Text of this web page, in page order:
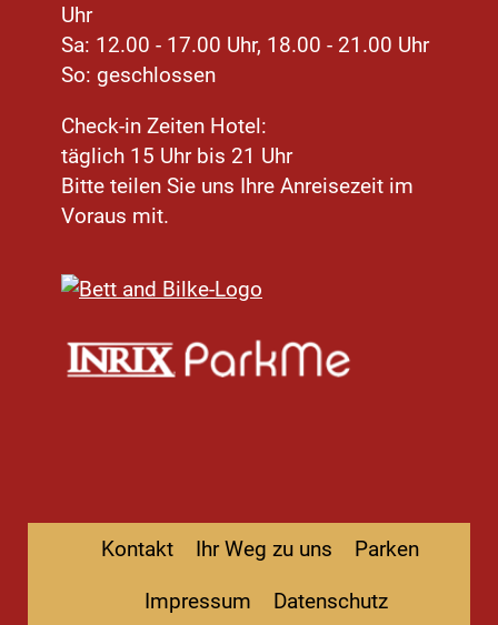
Uhr
Sa: 12.00 - 17.00 Uhr, 18.00 - 21.00 Uhr
So: geschlossen
Check-in Zeiten Hotel:
täglich 15 Uhr bis 21 Uhr
Bitte teilen Sie uns Ihre Anreisezeit im
Voraus mit.
Kontakt Ihr Weg zu uns Parken
Impressum Datenschutz